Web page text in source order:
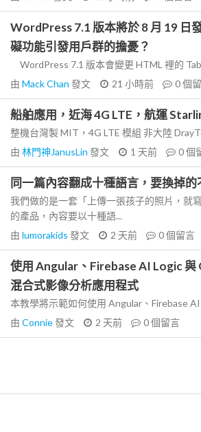
WordPress 7.1 版本將於 8 月 19 日
礙功能引發用戶群的擔憂？
WordPress 7.1 版本會變更 HTML 裡的
由 Mack Chan 發文 21 小時前 0個
船舶應用，近海 4G LTE，航運
整機台灣製 MIT，4G LTE 模組 非大陸
由 林門神JanusLin 發文 1 天前 0個
同一篇內容翻成十種語言，要換掉的
我們做的是一套「上傳一張孩子的照片，就
的產品，內容要以十種語...
由 lumorakids 發文 2 天前 0個留言
使用 Angular、Firebase AI Logic 與
混合式影像分析應用程式
本教學將示範如何使用 Angular、Firebase AI
由 Connie發文 2 天前 0個留言